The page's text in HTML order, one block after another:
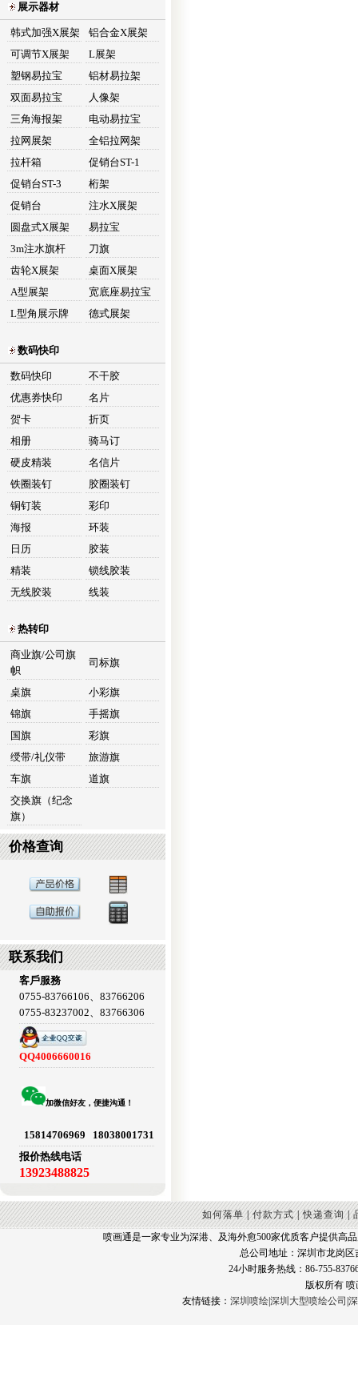
展示器材
韩式加强X展架
铝合金X展架
可调节X展架
L展架
塑钢易拉宝
铝材易拉架
双面易拉宝
人像架
三角海报架
电动易拉宝
拉网展架
全铝拉网架
拉杆箱
促销台ST-1
促销台ST-3
桁架
促销台
注水X展架
圆盘式X展架
易拉宝
3m注水旗杆
刀旗
齿轮X展架
桌面X展架
A型展架
宽底座易拉宝
L型角展示牌
德式展架
数码快印
数码快印
不干胶
优惠券快印
名片
贺卡
折页
相册
骑马订
硬皮精装
名信片
铁圈装钉
胶圈装钉
铜钉装
彩印
海报
环装
日历
胶装
精装
锁线胶装
无线胶装
线装
热转印
商业旗/公司旗
帜
司标旗
桌旗
小彩旗
锦旗
手摇旗
国旗
彩旗
绶带/礼仪带
旅游旗
车旗
道旗
交换旗（纪念
旗）
价格查询
联系我们
客戶服務
0755-83766106、83766206
0755-83237002、83766306
QQ4006660016
加微信好友，便捷沟通！
15814706969 18038001731
报价热线电话
13923488825
如何落单|付款方式|快递查询|
喷画通是一家专业为深港、及海外愈500家优质客户提供高
总公司地址：深圳市龙岗
24小时服务热线：86-755-
版权所有
友情链接： 深圳喷绘深圳大型喷绘公司